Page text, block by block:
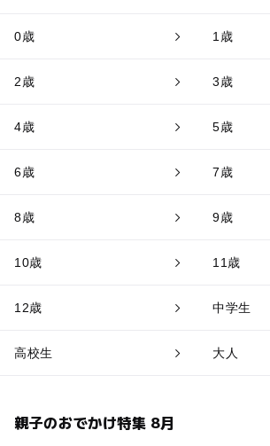
0歳 1歳
2歳 3歳
4歳 5歳
6歳 7歳
8歳 9歳
10歳 11歳
12歳 中学生
高校生 大人
親子のおでかけ特集 8月